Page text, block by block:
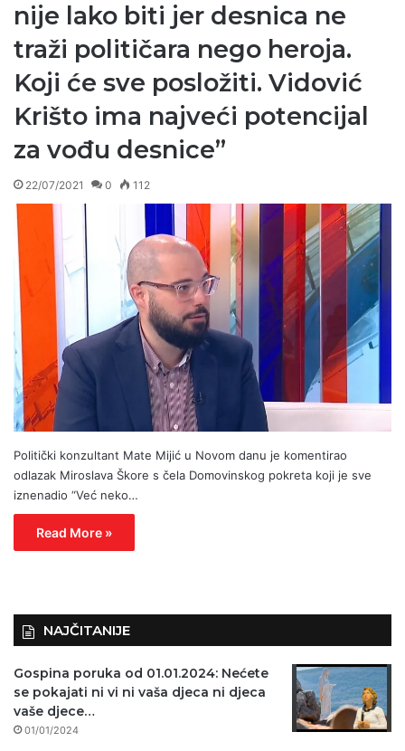
nije lako biti jer desnica ne
traži političara nego heroja.
Koji će sve posložiti. Vidović
Krišto ima najveći potencijal
za vođu desnice”
22/07/2021 0 112
Politički konzultant Mate Mijić u Novom danu je komentirao
odlazak Miroslava Škore s čela Domovinskog pokreta koji je sve
iznenadio “Već neko…
Read More »
NAJČITANIJE
Gospina poruka od 01.01.2024: Nećete
se pokajati ni vi ni vaša djeca ni djeca
vaše djece…
01/01/2024